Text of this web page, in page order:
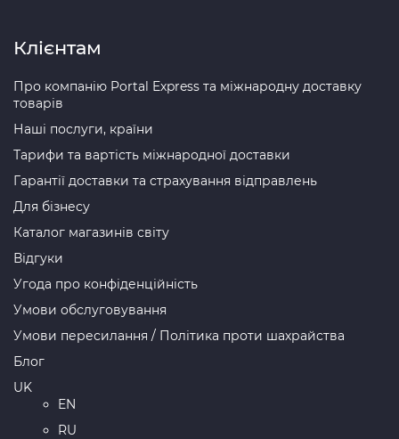
Клієнтам
Про компанію Portal Express та міжнародну доставку
товарів
Наші послуги, країни
Тарифи та вартість міжнародної доставки
Гарантії доставки та страхування відправлень
Для бізнесу
Каталог магазинів світу
Відгуки
Угода про конфіденційність
Умови обслуговування
Умови пересилання / Політика проти шахрайства
Блог
UK
EN
RU